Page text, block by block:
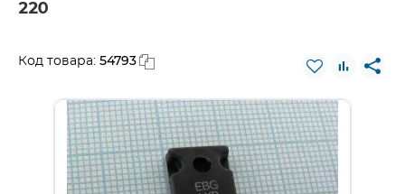
220
Код товара: 54793